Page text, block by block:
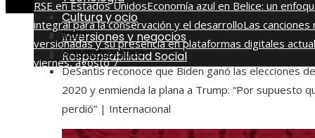
RSE en Estados UnidosEconomía azul en Belice: un
integral para la conservación y el desarrolloLas canciones
versionadas y su presencia en plataformas digitales
viernes, agosto 7
Cultura y ocio
Inversiones y negocios
Responsabilidad Social
Inicio
Activismo y ONG
DeSantis reconoce que Biden ganó las elecciones de
2020 y enmienda la plana a Trump: “Por supuesto
perdió” | Internacional